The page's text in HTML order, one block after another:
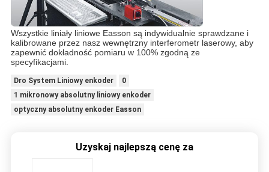
Wszystkie liniały liniowe Easson są indywidualnie sprawdzane i
kalibrowane przez nasz wewnętrzny interferometr laserowy, aby
zapewnić dokładność pomiaru w 100% zgodną ze
specyfikacjami.
Dro System Liniowy enkoder
0
1 mikronowy absolutny liniowy enkoder
optyczny absolutny enkoder Easson
Uzyskaj najlepszą cenę za